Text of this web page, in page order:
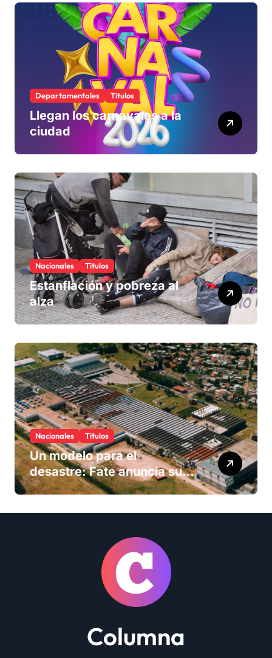
rechaza
Departamentales Titulos
Llegan los carnavales a la
ciudad
Nacionales Titulos
Estanflación y pobreza al
alza
Nacionales Titulos
Un modelo para el
desastre: Fate anuncia su
cierre definitivo y despide a
Columna